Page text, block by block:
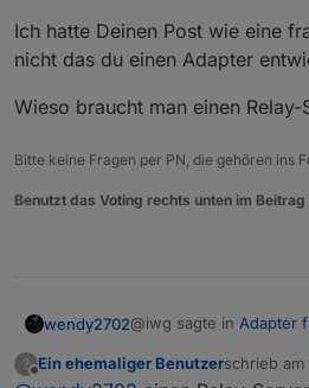
Ich hatte Deinen Post wie eine
nicht das du einen Adapter
Wieso braucht man einen Relay-
Bitte keine Fragen per PN, die gehören ins
Benutzt das Voting rechts unten im
wendy2702@iwg sagte in Adapter
?
Offline
Ein ehemaliger Benutzerschrieb am
zuletzt